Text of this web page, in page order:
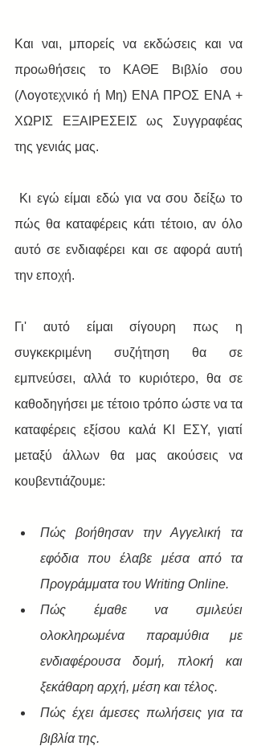
Και ναι, μπορείς να εκδώσεις και να
προωθήσεις το ΚΑΘΕ Βιβλίο σου
(Λογοτεχνικό ή Μη) ΕΝΑ ΠΡΟΣ ΕΝΑ +
ΧΩΡΙΣ ΕΞΑΙΡΕΣΕΙΣ ως Συγγραφέας
της γενιάς μας.
πώς θα καταφέρεις κάτι τέτοιο, αν όλο
αυτό σε ενδιαφέρει και σε αφορά αυτή
την εποχή.
Γι' αυτό είμαι σίγουρη πως η
συγκεκριμένη συζήτηση θα σε
εμπνεύσει, αλλά το κυριότερο, θα σε
καθοδηγήσει με τέτοιο τρόπο ώστε να τα
καταφέρεις εξίσου καλά ΚΙ ΕΣΥ, γιατί
μεταξύ άλλων θα μας ακούσεις να
κουβεντιάζουμε:
Πώς βοήθησαν την Αγγελική τα
εφόδια που έλαβε μέσα από τα
Προγράμματα του Writing Online.
Πώς έμαθε να σμιλεύει
ολοκληρωμένα παραμύθια με
ενδιαφέρουσα δομή, πλοκή και
ξεκάθαρη αρχή, μέση και τέλος.
Πώς έχει άμεσες πωλήσεις για τα
βιβλία της.